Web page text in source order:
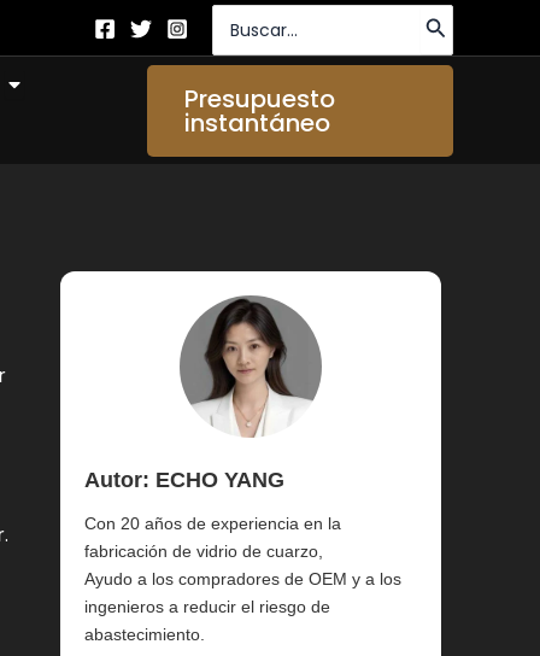
por:
Abierto About Us
Presupuesto
instantáneo
Autor: ECHO YANG
Con 20 años de experiencia en la
fabricación de vidrio de cuarzo,
Ayudo a los compradores de OEM y a los
ingenieros a reducir el riesgo de
abastecimiento.